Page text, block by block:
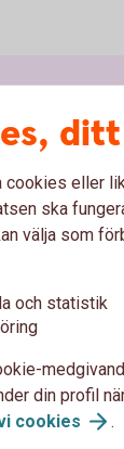
ta ut
eller deltid,
både
har du rätt att
och
om när du
för olika delar
cookies eller
ska
välja som
och statistik
din profil
cookies .